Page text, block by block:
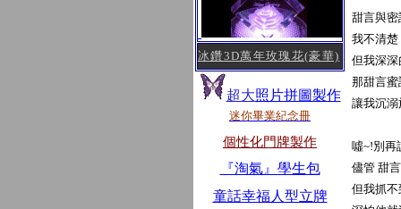
冰鑽3D萬年玫瑰花(豪華)
超大照片拼圖製作
迷你畢業紀念冊
個性化門牌製作
『淘氣』學生包
童話幸福人型立牌
甜言與密
我不清楚
但我深深
那甜言
讓我沉
噓~!別再
儘管 甜
但我抓不